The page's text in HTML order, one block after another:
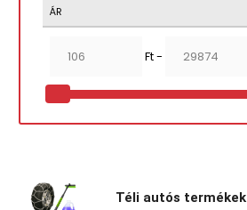
SONAX
VIRAGE
ÁR
Ft -
Téli autós termékek